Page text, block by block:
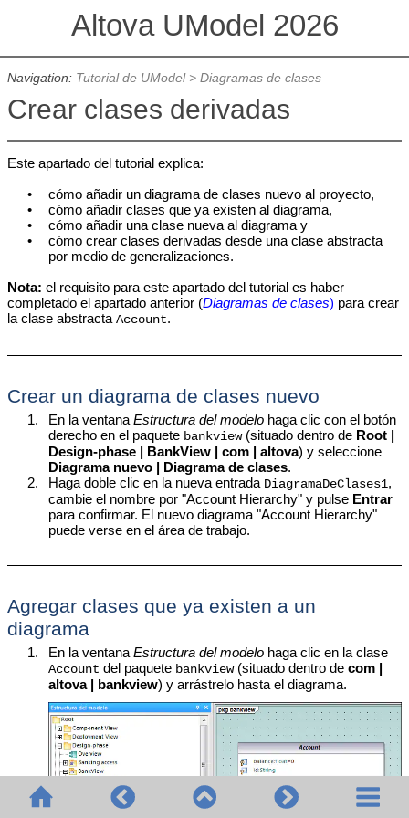
Altova UModel 2026
Navigation: Tutorial de UModel> Diagramas de clases
Crear clases derivadas
Este apartado del tutorial explica:
•
cómo añadir un diagrama de clases nuevo al proyecto,
•
cómo añadir clases que ya existen al diagrama,
•
cómo añadir una clase nueva al diagrama y
•
cómo crear clases derivadas desde una clase abstracta
por medio de generalizaciones.
Nota: el requisito para este apartado del tutorial es haber
completado el apartado anterior (Diagramas de clases) para crear
la clase abstracta Account.
Crear un diagrama de clases nuevo
1. En la ventanaEstructura del modelo haga clic con el botón
derecho en el paquete bankview(situado dentro de Root |
Design-phase | BankView | com | altova) y seleccione
Diagrama nuevo | Diagrama de clases.
2.
Haga doble clic en la nueva entrada DiagramaDeClases1,
cambie el nombre por "Account Hierarchy" y pulse Entrar
para confirmar. El nuevo diagrama"Account Hierarchy"
puede verse en el área de trabajo.
Agregar clases que ya existen a un
diagrama
1. En la ventanaEstructura del modelo haga clic en la clase
Account del paquete bankview(situado dentro decom |
altova | bankview) y arrástrelo hasta el diagrama.